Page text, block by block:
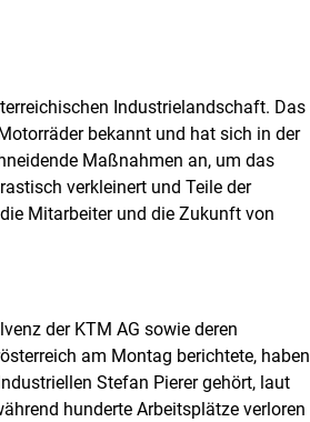
Industrielandschaft. Das
bekannt und hat sich in der
Maßnahmen an, um das
verkleinert und Teile der
Mitarbeiter und die Zukunft von
der KTM AG sowie deren
am Montag berichtete, haben
Stefan Pierer gehört, laut
hunderte Arbeitsplätze verloren